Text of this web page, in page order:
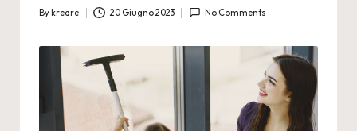
Posted
By kreare 20 Giugno 2023 No Comments